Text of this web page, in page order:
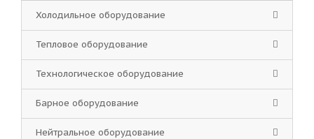
Холодильное оборудование
Тепловое оборудование
Технологическое оборудование
Барное оборудование
Нейтральное оборудование